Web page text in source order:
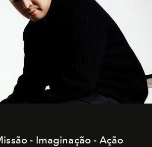
- Imaginação - Ação